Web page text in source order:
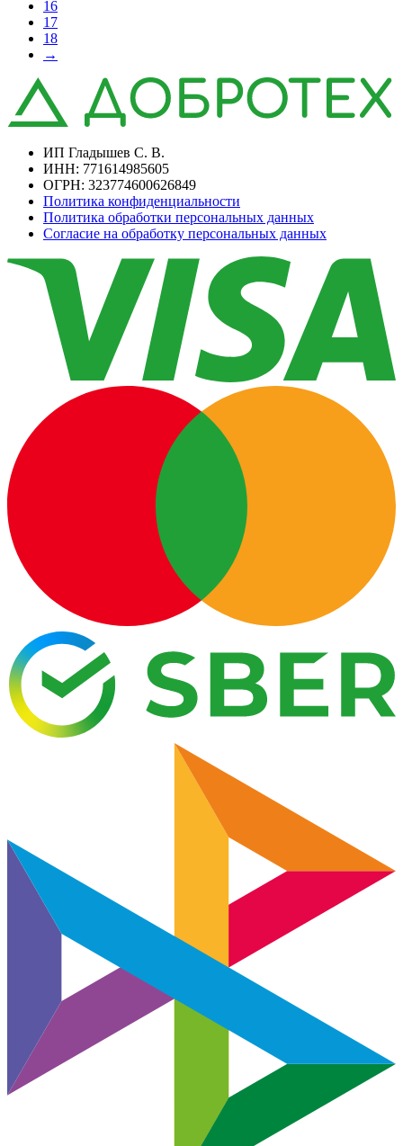
16
17
18
→
ИП Гладышев С. В.
ИНН: 771614985605
ОГРН: 323774600626849
Политика конфиденциальности
Политика обработки персональных данных
Согласие на обработку персональных данных